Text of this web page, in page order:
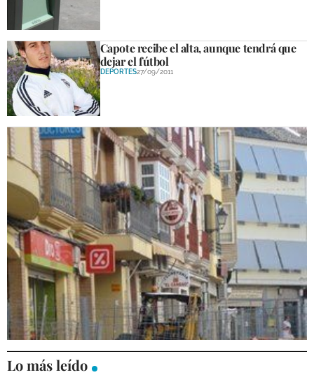
Capote recibe el alta, aunque tendrá que
dejar el fútbol
DEPORTES27/09/2011
UPyD denuncia el malestar del comercio por
las obras (vídeo)
ECONOMÍA21/06/2011
Lo más leído